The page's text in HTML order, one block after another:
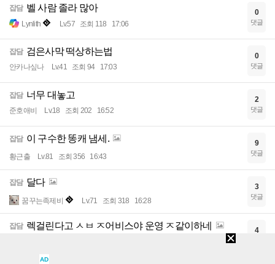
잡담 벨 사람 졸라 많아
Lynlith Lv.57 조회 118 17:06
0
댓글
잡담 검은사막 떡상하는법
안카나싶나 Lv.41 조회 94 17:03
0
댓글
잡담 너무 대놓고
준호애비 Lv.18 조회 202 16:52
2
댓글
잡담 이 구수한 똥캐 냄세.
황근출 Lv.81 조회 356 16:43
9
댓글
잡담 달다
꿈꾸는족제비 Lv.71 조회 318 16:28
3
댓글
잡담 렉걸린다고 ㅅㅂ ㅈ어비스야 운영 ㅈ같이하네 4
AD